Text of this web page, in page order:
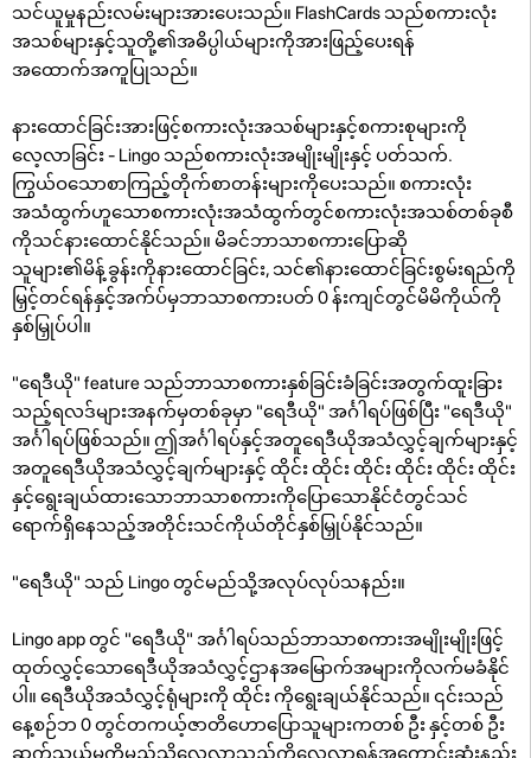
သင်ယူမှုနည်းလမ်းများအားပေးသည်။ FlashCards သည်စကားလုံး
အသစ်များနှင့်သူတို့၏အဓိပ္ပါယ်များကိုအားဖြည့်ပေးရန်
အထောက်အကူပြုသည်။
နားထောင်ခြင်းအားဖြင့်စကားလုံးအသစ်များနှင့်စကားစုများကို
လေ့လာခြင်း - Lingo သည်စကားလုံးအမျိုးမျိုးနှင့် ပတ်သက်.
ကြွယ်ဝသောစာကြည့်တိုက်စာတန်းများကိုပေးသည်။ စကားလုံး
အသံထွက်ဟူသောစကားလုံးအသံထွက်တွင်စကားလုံးအသစ်တစ်ခုစီ
ကိုသင်နားထောင်နိုင်သည်။ မိခင်ဘာသာစကားပြောဆို
သူများ၏မိန့်ခွန်းကိုနားထောင်ခြင်း, သင်၏နားထောင်ခြင်းစွမ်းရည်ကို
မြှင့်တင်ရန်နှင့်အက်ပ်မှဘာသာစကားပတ် 0 န်းကျင်တွင်မိမိကိုယ်ကို
နှစ်မြှုပ်ပါ။
"ရေဒီယို" feature သည်ဘာသာစကားနှစ်ခြင်းခံခြင်းအတွက်ထူးခြား
သည့်ရလဒ်များအနက်မှတစ်ခုမှာ "ရေဒီယို" အင်္ဂါရပ်ဖြစ်ပြီး "ရေဒီယို"
အင်္ဂါရပ်ဖြစ်သည်။ ဤအင်္ဂါရပ်နှင့်အတူရေဒီယိုအသံလွှင့်ချက်များနှင့်
အတူရေဒီယိုအသံလွှင့်ချက်များနှင့် ထိုင်း ထိုင်း ထိုင်း ထိုင်း ထိုင်း ထိုင်း
နှင့်ရွေးချယ်ထားသောဘာသာစကားကိုပြောသောနိုင်ငံတွင်သင်
ရောက်ရှိနေသည့်အတိုင်းသင်ကိုယ်တိုင်နှစ်မြှုပ်နိုင်သည်။
"ရေဒီယို" သည် Lingo တွင်မည်သို့အလုပ်လုပ်သနည်း။
Lingo app တွင် "ရေဒီယို" အင်္ဂါရပ်သည်ဘာသာစကားအမျိုးမျိုးဖြင့်
ထုတ်လွှင့်သောရေဒီယိုအသံလွှင့်ဌာနအမြောက်အများကိုလက်မခံနိုင်
ပါ။ ရေဒီယိုအသံလွှင့်ရုံများကို ထိုင်း ကိုရွေးချယ်နိုင်သည်။ ၎င်းသည်
နေ့စဉ်ဘ 0 တွင်တကယ့်ဇာတိဟောပြောသူများကတစ် ဦး နှင့်တစ် ဦး
ဆက်သွယ်မှုကိုမည်သို့လေ့လာသည်ကိုလေ့လာရန်အကောင်းဆုံးနည်း